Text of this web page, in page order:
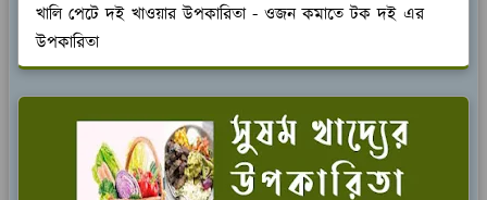
খালি পেটে দই খাওয়ার উপকারিতা - ওজন কমাতে টক দই এর
উপকারিতা